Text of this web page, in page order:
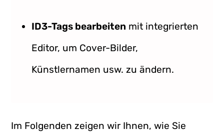
ID3-Tags bearbeiten mit integrierten
Editor, um Cover-Bilder,
Künstlernamen usw. zu ändern.
Im Folgenden zeigen wir Ihnen, wie Sie